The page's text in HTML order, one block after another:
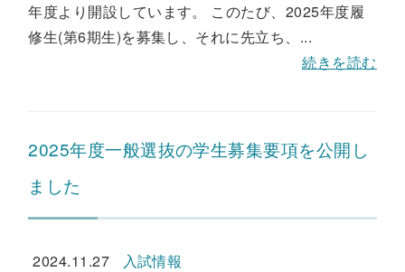
年度より開設しています。 このたび、2025年度履
修生(第6期生)を募集し、それに先立ち、...
続きを読む
2025年度一般選抜の学生募集要項を公開し
ました
2024.11.27
入試情報